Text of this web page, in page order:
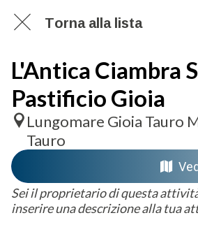
Torna alla lista
L'Antica Ciambra
Pastificio Gioia
Lungomare Gioia Tauro
Tauro
Sei il proprietario di questa
inserire una descrizione alla tua